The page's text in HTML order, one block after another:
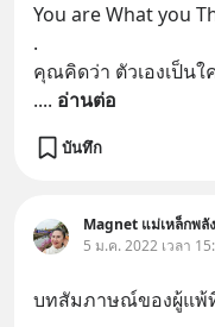
You are What you
.
คุณคิดว่า ตัวเองเป็น
.... อ่านต่อ
บันทึก
Magnet แม่เหล็กพลั
5 ม.ค. 2022 เวลา
บทสัมภาษณ์ของผู้แพ้